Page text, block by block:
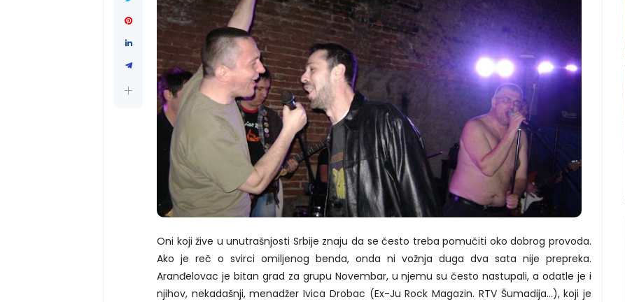
Oni koji žive u unutrašnjosti Srbije znaju da se često treba pomučiti oko dobrog provoda.
Ako je reč o svirci omiljenog benda, onda ni vožnja duga dva sata nije prepreka.
Aranđelovac je bitan grad za grupu Novembar, u njemu su često nastupali, a odatle je i
njihov, nekadašnji, menadžer Ivica Drobac (Ex-Ju Rock Magazin. RTV Šumadija...), koji je